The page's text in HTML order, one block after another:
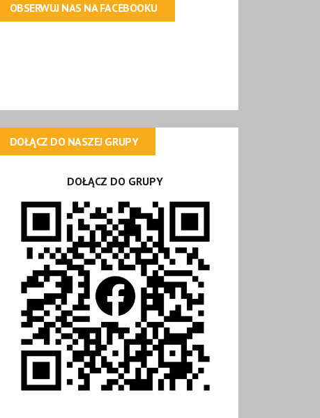
OBSERWUJ NAS NA FACEBOOKU
DOŁĄCZ DO NASZEJ GRUPY
DOŁĄCZ DO GRUPY